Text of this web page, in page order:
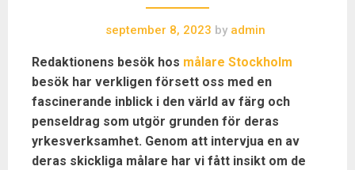
september 8, 2023 by admin
Redaktionens besök hos målare Stockholm
besök har verkligen försett oss med en
fascinerande inblick i den värld av färg och
penseldrag som utgör grunden för deras
yrkesverksamhet. Genom att intervjua en av
deras skickliga målare har vi fått insikt om de